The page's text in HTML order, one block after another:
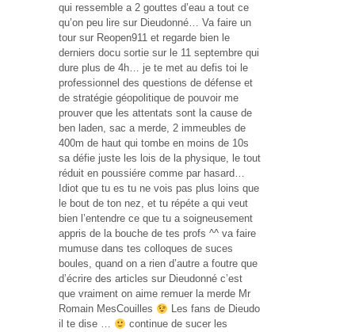
qui ressemble a 2 gouttes d’eau a tout ce
qu’on peu lire sur Dieudonné… Va faire un
tour sur Reopen911 et regarde bien le
derniers docu sortie sur le 11 septembre qui
dure plus de 4h… je te met au defis toi le
professionnel des questions de défense et
de stratégie géopolitique de pouvoir me
prouver que les attentats sont la cause de
ben laden, sac a merde, 2 immeubles de
400m de haut qui tombe en moins de 10s
sa défie juste les lois de la physique, le tout
réduit en poussiére comme par hasard…
Idiot que tu es tu ne vois pas plus loins que
le bout de ton nez, et tu répéte a qui veut
bien l’entendre ce que tu a soigneusement
appris de la bouche de tes profs ^^ va faire
mumuse dans tes colloques de suces
boules, quand on a rien d’autre a foutre que
d’écrire des articles sur Dieudonné c’est
que vraiment on aime remuer la merde Mr
Romain MesCouilles
Les fans de Dieudo
il te dise …
continue de sucer les